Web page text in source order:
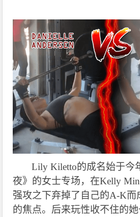
Lily Kiletto的成名始于今
夜》的女士专场，在Kelly
强攻之下弃掉了自己的A-K而
的焦点。后来玩性收不住的